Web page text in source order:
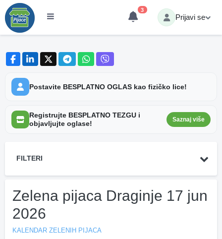
3
Prijavi se
Postavite BESPLATNO OGLAS kao fizičko lice!
Registrujte BESPLATNO TEZGU i
objavljujte oglase!
Saznaj više
FILTERI
Zelena pijaca Draginje 17 jun
2026
KALENDAR ZELENIH PIJACA